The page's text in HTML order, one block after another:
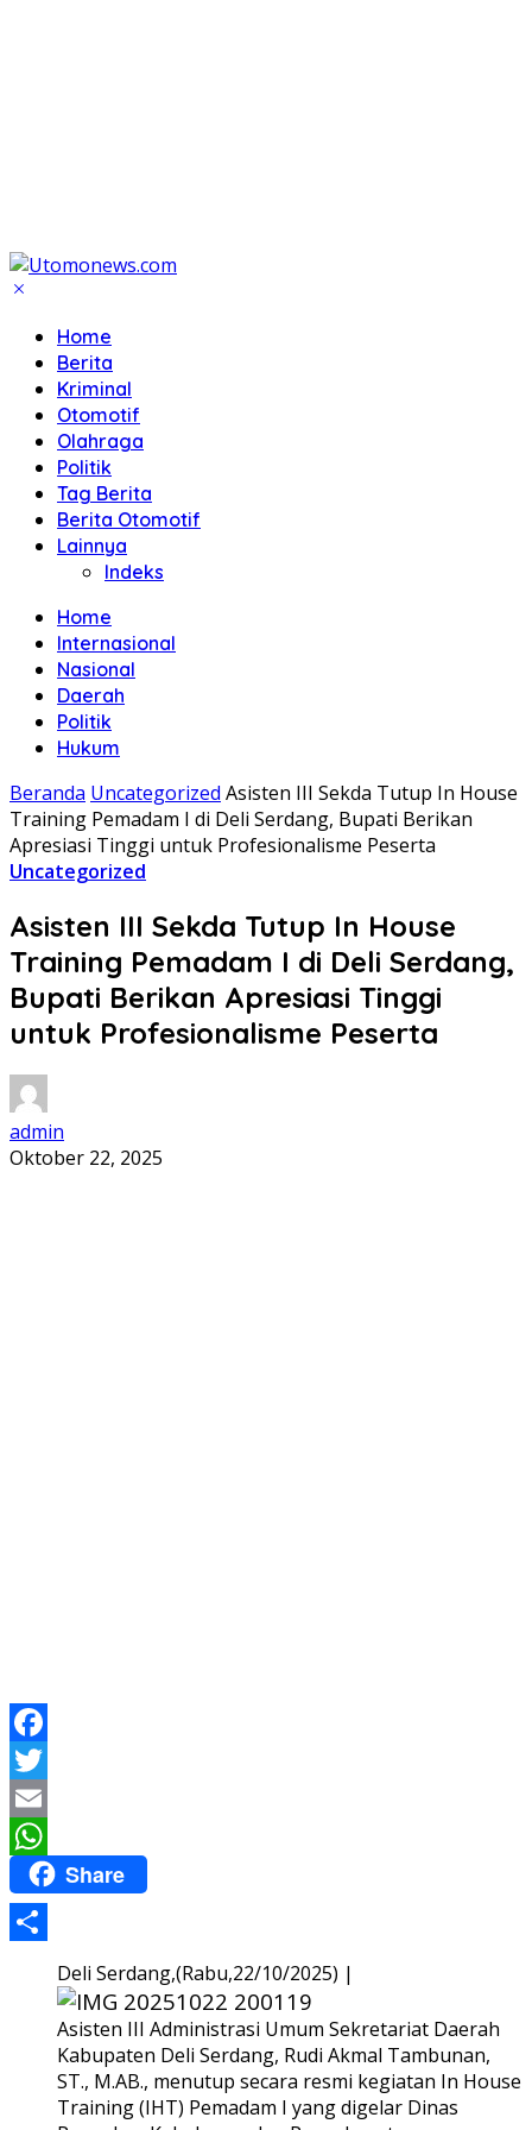
Home
Berita
Kriminal
Otomotif
Olahraga
Politik
Tag Berita
Berita Otomotif
Lainnya
Indeks
Home
Internasional
Nasional
Daerah
Politik
Hukum
Beranda Uncategorized Asisten III Sekda Tutup In House
Training Pemadam I di Deli Serdang, Bupati Berikan
Apresiasi Tinggi untuk Profesionalisme Peserta
Uncategorized
Asisten III Sekda Tutup In House
Training Pemadam I di Deli Serdang,
Bupati Berikan Apresiasi Tinggi
untuk Profesionalisme Peserta
admin
Oktober 22, 2025
Facebook
Twitter
Email
WhatsApp
Share
ShareDeli Serdang,(Rabu,22/10/2025) |
Asisten III Administrasi Umum Sekretariat Daerah
Kabupaten Deli Serdang, Rudi Akmal Tambunan,
ST., M.AB., menutup secara resmi kegiatan In House
Training (IHT) Pemadam I yang digelar Dinas